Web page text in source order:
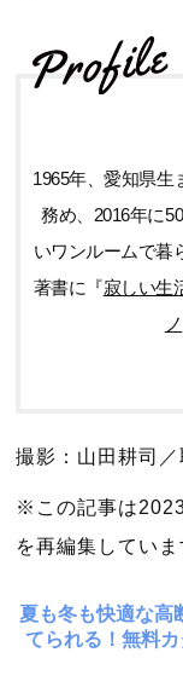
1965年、愛知県生
務め、2016年に
いワンルームで暮
著書に『寂しい生
ノ
撮影：山田耕司
※この記事は
を再編集していま
夏も冬も快適な高
てられる！無料